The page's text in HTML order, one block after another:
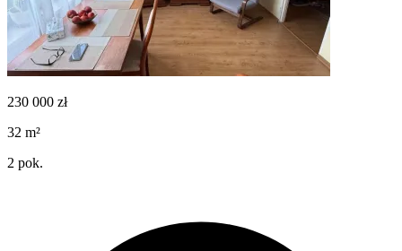
230 000 zł
32 m²
2 pok.